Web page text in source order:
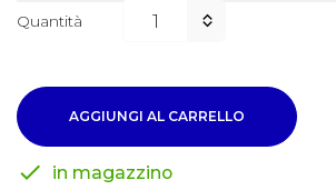
Quantità
AGGIUNGI AL CARRELLO
 in magazzino